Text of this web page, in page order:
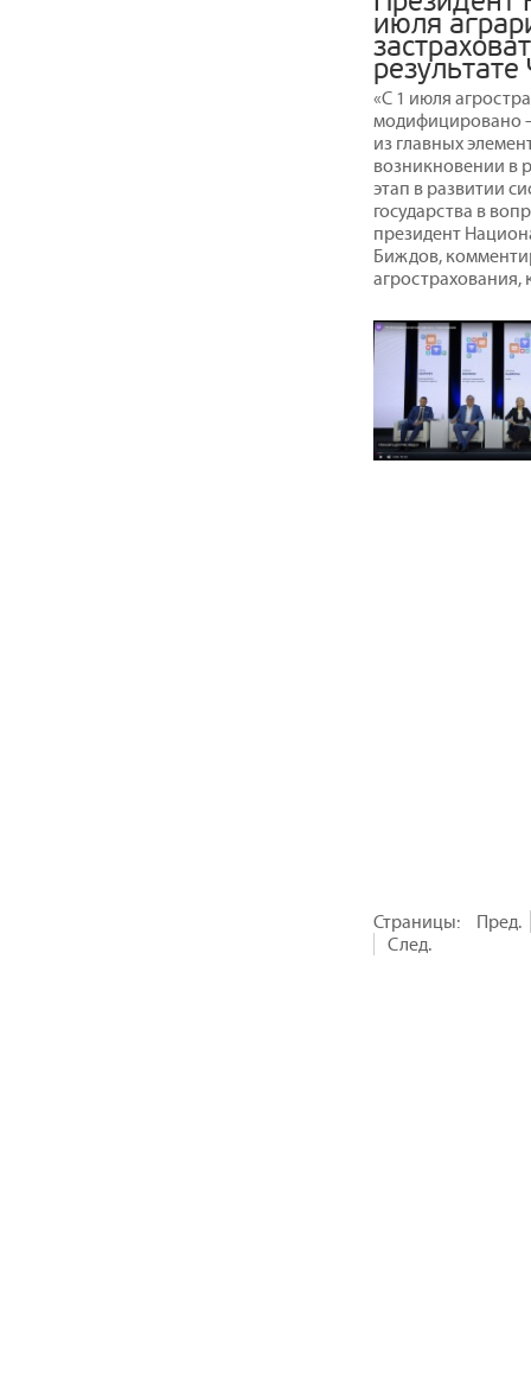
июля
результате
«С 1 июля
модифицировано
из главных
возникновении в
этап в развитии
государства в
президент
Биждов,
агрострахования,
Страницы:
Пред.
След.